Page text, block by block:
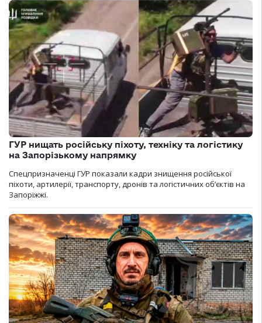
ГУР нищать російську піхоту, техніку та логістику
на Запорізькому напрямку
Спецпризначенці ГУР показали кадри знищення російської
піхоти, артилерії, транспорту, дронів та логістичних об’єктів на
Запоріжжі.